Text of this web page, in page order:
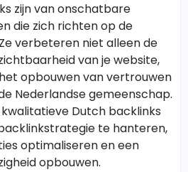
zijn van onschatbare
die zich richten op de
verbeteren niet alleen de
van je website,
opbouwen van vertrouwen
Nederlandse gemeenschap.
Dutch backlinks
te hanteren,
optimaliseren en een
opbouwen.